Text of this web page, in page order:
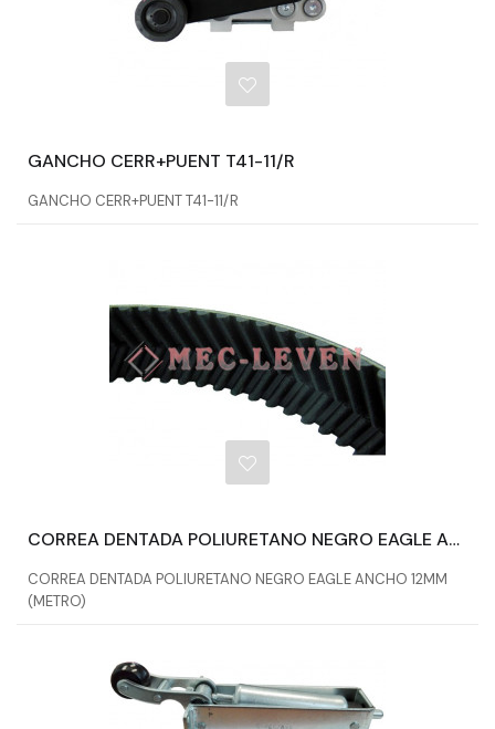
GANCHO CERR+PUENT T41-11/R
GANCHO CERR+PUENT T41-11/R
CORREA DENTADA POLIURETANO NEGRO EAGLE ANCHO 12MM (METRO)
CORREA DENTADA POLIURETANO NEGRO EAGLE ANCHO 12MM
(METRO)